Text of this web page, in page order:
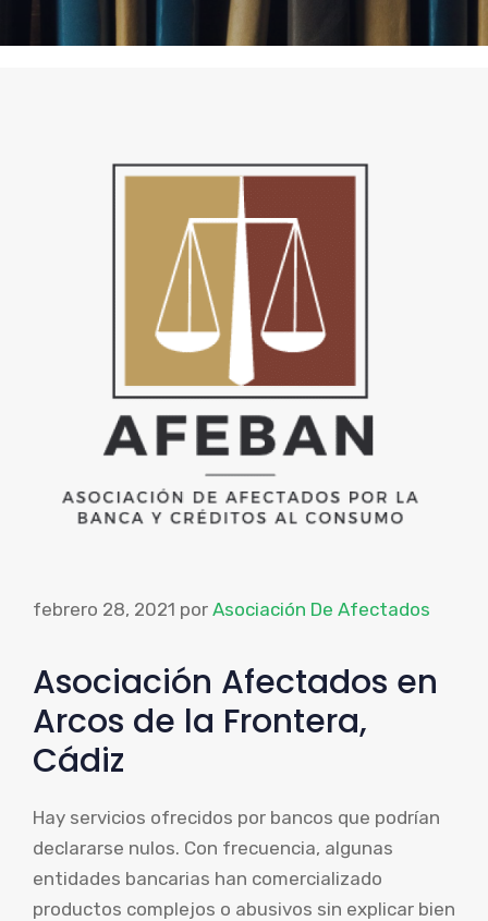
febrero 28, 2021 por Asociación De Afectados
Asociación Afectados en
Arcos de la Frontera,
Cádiz
Hay servicios ofrecidos por bancos que podrían
declararse nulos. Con frecuencia, algunas
entidades bancarias han comercializado
productos complejos o abusivos sin explicar bien